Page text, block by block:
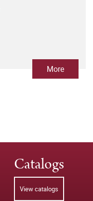
More
Catalogs
View catalogs